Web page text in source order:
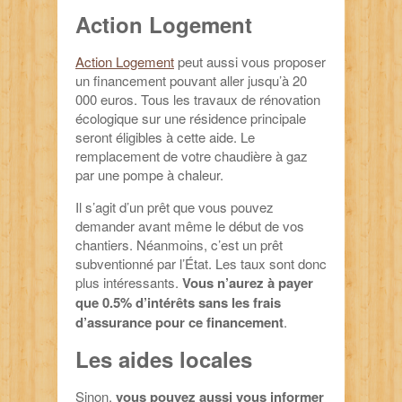
Action Logement
Action Logementpeut aussi vous proposer
un financement pouvant aller jusqu’à 20
000 euros. Tous les travaux de rénovation
écologique sur une résidence principale
seront éligibles à cette aide. Le
remplacement de votre chaudière à gaz
par une pompe à chaleur.
Il s’agit d’un prêt que vous pouvez
demander avant même le début de vos
chantiers. Néanmoins, c’est un prêt
subventionné par l’État. Les taux sont donc
plus intéressants. Vous n’aurez à payer
que 0.5% d’intérêts sans les frais
d’assurance pour ce financement.
Les aides locales
Sinon, vous pouvez aussi vous informer